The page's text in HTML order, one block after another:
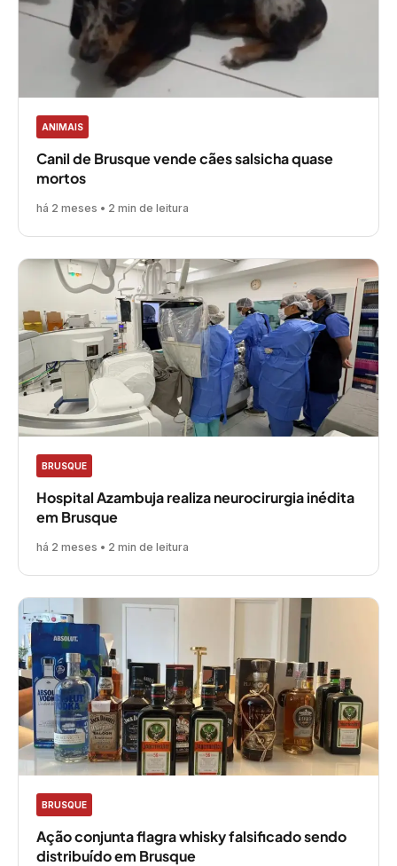
ANIMAIS
Canil de Brusque vende cães salsicha quase
mortos
há 2 meses • 2 min de leitura
BRUSQUE
Hospital Azambuja realiza neurocirurgia inédita
em Brusque
há 2 meses • 2 min de leitura
BRUSQUE
Ação conjunta flagra whisky falsificado sendo
distribuído em Brusque